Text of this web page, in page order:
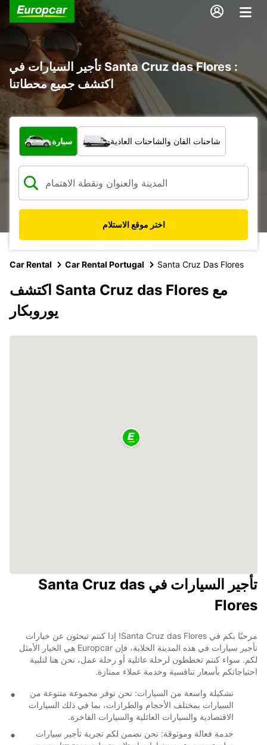
تأجير السيارات في Santa Cruz das Flores :
اكتشف جميع محطاتنا
ما نوع المركبة؟
سيارة شاحنات الفان والشاحنات العادية
اختر موقع الاستلام
Car Rental Car Rental Portugal Santa Cruz Das Flores
اكتشف Santa Cruz das Flores مع
يوروبكار
تأجير السيارات في Santa Cruz das
Flores
مرحبًا بكم في Santa Cruz das Flores! إذا كنتم تبحثون عن خيارات
تأجير سيارات في هذه المدينة الخلابة، فإن Europcar هي الخيار الأمثل
لكم. سواء كنتم تخططون لرحلة عائلية أو رحلة عمل، نحن هنا لتلبية
احتياجاتكم بأسعار تنافسية وخدمة عملاء ممتازة.
تشكيلة واسعة من السيارات: نحن نوفر مجموعة متنوعة من
السيارات بمختلف الأحجام والطرازات، بما في ذلك السيارات
الاقتصادية والسيارات العائلية والسيارات الفاخرة.
خدمة فعالة وموثوقة: نحن نضمن لكم تجربة تأجير سيارات